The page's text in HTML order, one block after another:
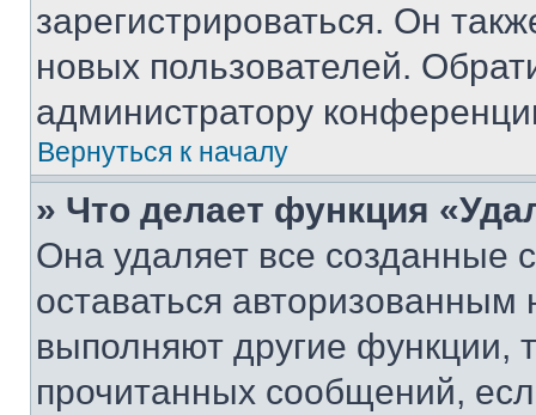
зарегистрироваться. Он
новых пользователей.
администратору
Вернуться к началу
» Что делает функция
Она удаляет все созданные
оставаться
выполняют другие функции,
прочитанных сообщений,